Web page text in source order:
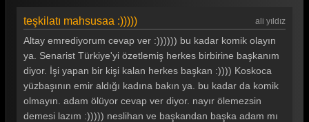
Teşkilat 38. Bölüm
Teşkilat 37. Bölüm
Teşkilat 36. Bölüm
Teşkilat 35. Bölüm
teşkilatı mahsusaa :))))) ali yıldız
Altay emrediyorum cevap ver :)))))) bu kadar komik olayın
ya. Senarist Türkiye'yi özetlemiş herkes birbirine başkanım
diyor. İşi yapan bir kişi kalan herkes başkan :)))) Koskoca
yüzbaşının emir aldığı kadına bakın ya. bu kadar da komik
olmayın. adam ölüyor cevap ver diyor. nayır ölemezsin
demesi lazım :))))) neslihan ve başkandan başka adam mı